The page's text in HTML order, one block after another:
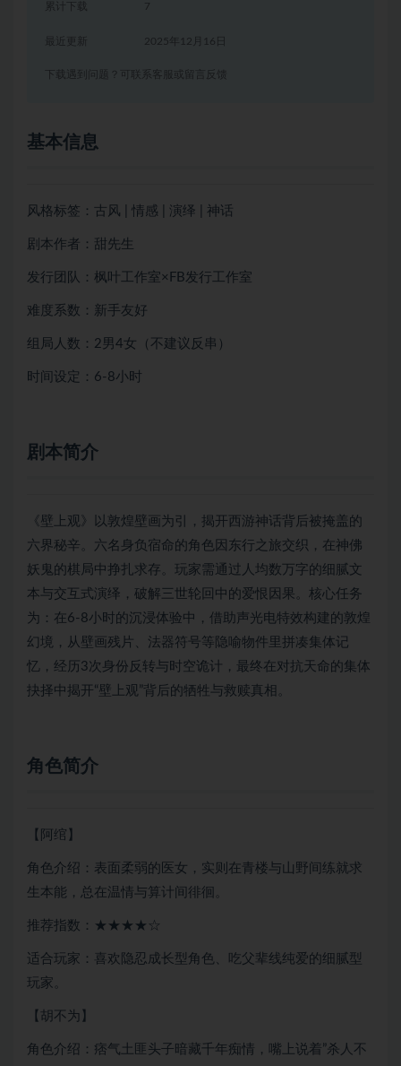
累计下载 7
2025年12月16日
下载遇到问题？可联系客服或留言反馈
基本信息
风格标签：古风 | 情感 | 演绎 | 神话
剧本作者：甜先生
发行团队：枫叶工作室×FB发行工作室
难度系数：新手友好
组局人数：2男4女（不建议反串）
时间设定：6-8小时
剧本简介
《壁上观》以敦煌壁画为引，揭开西游神话背后被掩盖的
六界秘辛。六名身负宿命的角色因东行之旅交织，在神佛
妖鬼的棋局中挣扎求存。玩家需通过人均数万字的细腻文
本与交互式演绎，破解三世轮回中的爱恨因果。核心任务
为：在6-8小时的沉浸体验中，借助声光电特效构建的敦煌
幻境，从壁画残片、法器符号等隐喻物件里拼凑集体记
忆，经历3次身份反转与时空诡计，最终在对抗天命的集体
抉择中揭开“壁上观”背后的牺牲与救赎真相。
角色简介
【阿绾】
角色介绍：表面柔弱的医女，实则在青楼与山野间练就求
生本能，总在温情与算计间徘徊。
推荐指数：★★★★☆
适合玩家：喜欢隐忍成长型角色、吃父辈线纯爱的细腻型
玩家。
【胡不为】
角色介绍：痞气土匪头子暗藏千年痴情，嘴上说着”杀人不